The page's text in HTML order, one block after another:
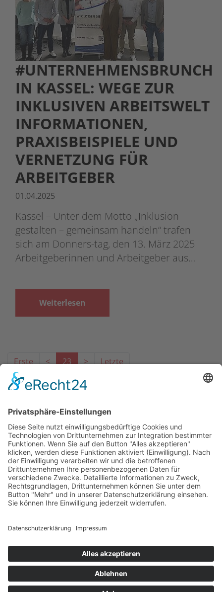
#UNTERNEHMENSBRUNCH
IN KASSEL: WEGE ZUR
INKLUSIVEN ARBEITSWELT
INFORMATIONEN,
PRAXISBEISPIELE UND
VERNETZUNG FÜR
ARBEITGEBER
01.04.2025
Kassel – Unter dem Motto „Inklusion
gestalten – gemeinsam handeln“ trafen
sich am Donners-tag, den 13. März 2025
Arbeitgeberinnen und Arbeitgeber aus…
Weiterlesen
Erste < 23 > Letzte
Das Projekt zur Implementierung der Einheitlichen
Ansprechstellen für Arbeitgeber gemäß § 185a SGB IX in
Hessen wird gefördert aus Mitteln des LWV Hessen
Integrationsamtes. Das Projekt wird unter Einbindung
des Hessischen Ministeriums für Arbeit, Integration,
Jugend und Soziales von der Forschungsstelle des
Bildungswerks der Hessischen Wirtschaft e. V.
durchgeführt.